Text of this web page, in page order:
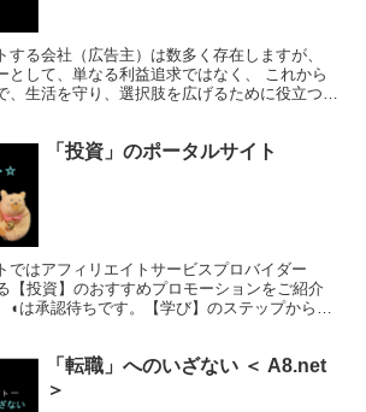
する会社（広告主）は数多く存在しますが、
として、単なる利益追求ではなく、 これから
、生活を守り、選択肢を広げるために役立つ
「投資」のポータルサイト
ではアフィリエイトサービスプロバイダー
【投資】のおすすめプロモーションをご紹介
は承認待ちです。【学び】のステップから
「転職」へのいざない ＜ A8.net
＞